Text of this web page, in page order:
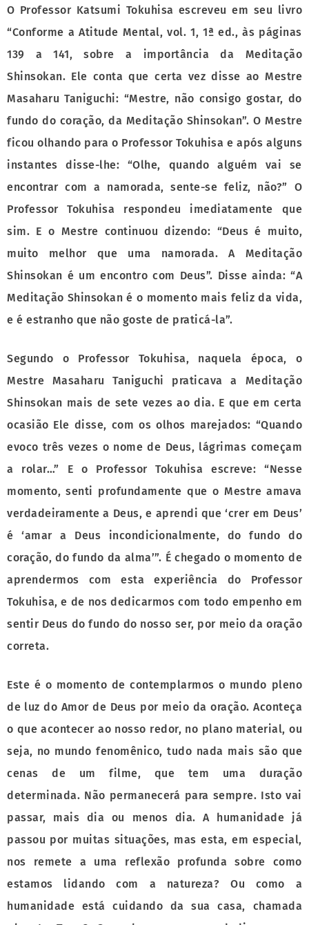
O Professor Katsumi Tokuhisa escreveu em seu livro
“Conforme a Atitude Mental, vol. 1, 1ª ed., às páginas
139 a 141, sobre a importância da Meditação
Shinsokan. Ele conta que certa vez disse ao Mestre
Masaharu Taniguchi: “Mestre, não consigo gostar, do
fundo do coração, da Meditação Shinsokan”. O Mestre
ficou olhando para o Professor Tokuhisa e após alguns
instantes disse-lhe: “Olhe, quando alguém vai se
encontrar com a namorada, sente-se feliz, não?” O
Professor Tokuhisa respondeu imediatamente que
sim. E o Mestre continuou dizendo: “Deus é muito,
muito melhor que uma namorada. A Meditação
Shinsokan é um encontro com Deus”. Disse ainda: “A
Meditação Shinsokan é o momento mais feliz da vida,
e é estranho que não goste de praticá-la”.
Segundo o Professor Tokuhisa, naquela época, o
Mestre Masaharu Taniguchi praticava a Meditação
Shinsokan mais de sete vezes ao dia. E que em certa
ocasião Ele disse, com os olhos marejados: “Quando
evoco três vezes o nome de Deus, lágrimas começam
a rolar…” E o Professor Tokuhisa escreve: “Nesse
momento, senti profundamente que o Mestre amava
verdadeiramente a Deus, e aprendi que ‘crer em Deus’
é ‘amar a Deus incondicionalmente, do fundo do
coração, do fundo da alma’”. É chegado o momento de
aprendermos com esta experiência do Professor
Tokuhisa, e de nos dedicarmos com todo empenho em
sentir Deus do fundo do nosso ser, por meio da oração
correta.
Este é o momento de contemplarmos o mundo pleno
de luz do Amor de Deus por meio da oração. Aconteça
o que acontecer ao nosso redor, no plano material, ou
seja, no mundo fenomênico, tudo nada mais são que
cenas de um filme, que tem uma duração
determinada. Não permanecerá para sempre. Isto vai
passar, mais dia ou menos dia. A humanidade já
passou por muitas situações, mas esta, em especial,
nos remete a uma reflexão profunda sobre como
estamos lidando com a natureza? Ou como a
humanidade está cuidando da sua casa, chamada